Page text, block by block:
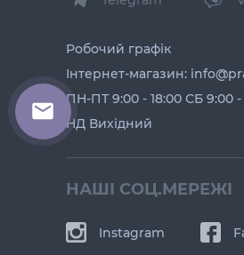
Робочий графік
Інтернет-магазин:
ПН-ПТ 9:00 - 18:00 СБ 9:00 -
НД Вихідний
НАШІ СОЦ.МЕРЕЖІ
Instagram